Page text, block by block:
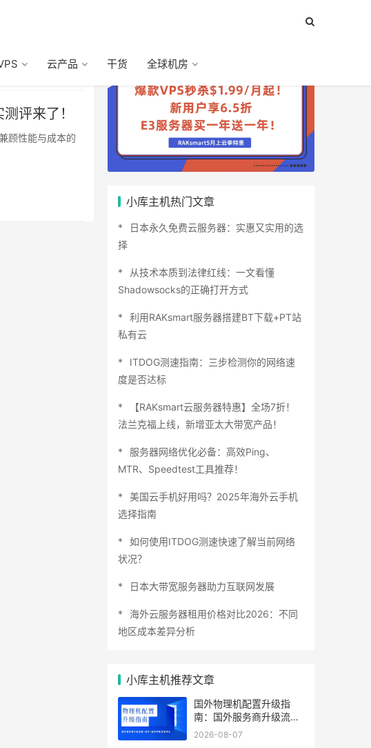
云产品 干货 全球机房
评来了！
小库主机热门文章
日本永久免费云服务器：实惠又实用的选
择
从技术本质到法律红线：一文看懂
Shadowsocks的正确打开方式
利用RAKsmart服务器搭建BT下载+PT站
私有云
ITDOG测速指南：三步检测你的网络速
度是否达标
【RAKsmart云服务器特惠】全场7折！
法兰克福上线，新增亚太大带宽产品！
服务器网络优化必备：高效Ping、
MTR、Speedtest工具推荐！
美国云手机好用吗？2025年海外云手机
选择指南
如何使用ITDOG测速快速了解当前网络
状况？
日本大带宽服务器助力互联网发展
海外云服务器租用价格对比2026：不同
地区成本差异分析
小库主机推荐文章
国外物理机配置升级指
南：国外服务商升级流程/
成本/业务中断风险对比
2026-08-07